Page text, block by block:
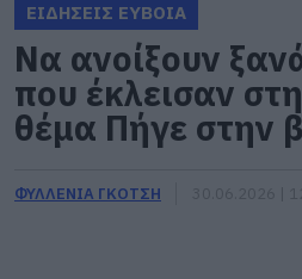
ΕΙΔΗΣΕΙΣ ΕΥΒΟΙΑ
Να ανοίξουν
που έκλεισαν
θέμα Πήγε στην
ΦΥΛΛΕΝΙΑ ΓΚΟΤΣΗ